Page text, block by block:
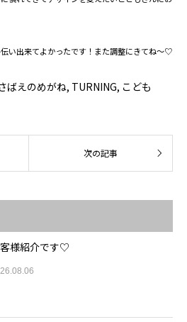
い出来てよかったです！また調整にきてね～♡
ばえのめがね, TURNING, こども
様紹介です♡